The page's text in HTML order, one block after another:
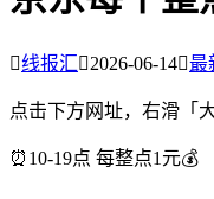
线报汇2026-06-14最
点击下方网址，右滑「
⏰10-19点 每整点1元💰